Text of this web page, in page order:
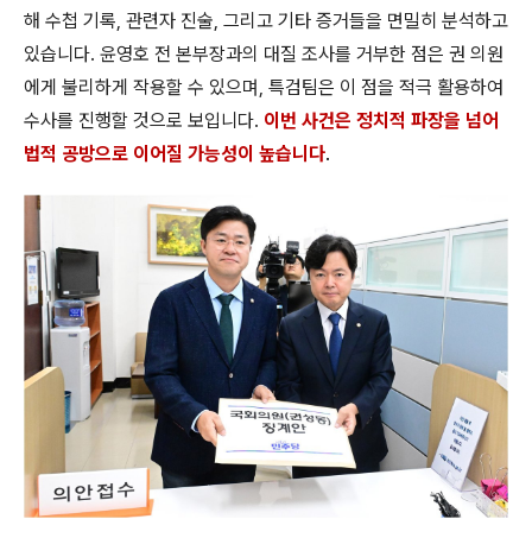
해 수첩 기록, 관련자 진술, 그리고 기타 증거들을 면밀히 분석하고
있습니다. 윤영호 전 본부장과의 대질 조사를 거부한 점은 권 의원
에게 불리하게 작용할 수 있으며, 특검팀은 이 점을 적극 활용하여
수사를 진행할 것으로 보입니다. 이번 사건은 정치적 파장을 넘어
법적 공방으로 이어질 가능성이 높습니다.